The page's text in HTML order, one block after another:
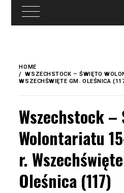
treści
content
HOME
WSZECHSTOCK – ŚWIĘTO
WSZECHŚWIĘTE GM. OLEŚNICA
Wszechstock –
Wolontariatu
r.
Oleśnica (117)